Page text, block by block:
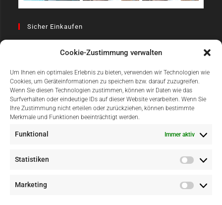
Cookie-Zustimmung verwalten
Um Ihnen ein optimales Erlebnis zu bieten, verwenden wir Technologien wie
Cookies, um Geräteinformationen zu speichern bzw. darauf zuzugreifen.
Wenn Sie diesen Technologien zustimmen, können wir Daten wie das
Surfverhalten oder eindeutige IDs auf dieser Website verarbeiten. Wenn Sie
Ihre Zustimmung nicht erteilen oder zurückziehen, können bestimmte
Merkmale und Funktionen beeinträchtigt werden.
Funktional Immer aktiv
Statistiken
Marketing
Sicher Einkaufen
Einfach Online Bezahlen